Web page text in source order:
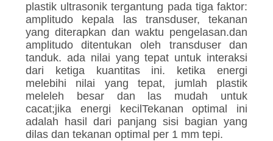
plastik ultrasonik tergantung pada tiga faktor:
amplitudo kepala las transduser, tekanan
yang diterapkan dan waktu pengelasan.dan
amplitudo ditentukan oleh transduser dan
tanduk. ada nilai yang tepat untuk interaksi
dari ketiga kuantitas ini. ketika energi
melebihi nilai yang tepat, jumlah plastik
meleleh besar dan las mudah untuk
cacat;jika energi kecilTekanan optimal ini
adalah hasil dari panjang sisi bagian yang
dilas dan tekanan optimal per 1 mm tepi.